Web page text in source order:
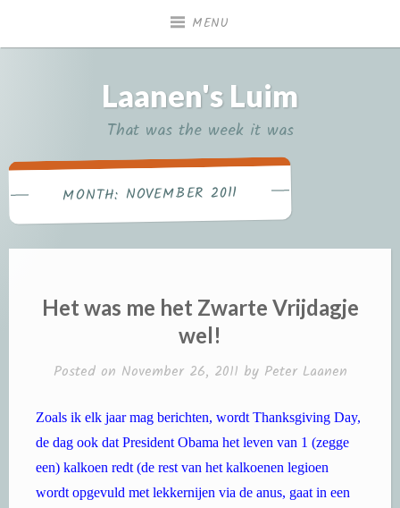
MENU
Laanen's Luim
That was the week it was
MONTH: NOVEMBER 2011
Het was me het Zwarte Vrijdagje
wel!
Posted on November 26, 2011 by Peter Laanen
Zoals ik elk jaar mag berichten, wordt Thanksgiving Day,
de dag ook dat President Obama het leven van 1 (zegge
een) kalkoen redt (de rest van het kalkoenen legioen
wordt opgevuld met lekkernijen via de anus, gaat in een